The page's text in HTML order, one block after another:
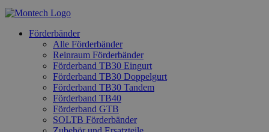
Förderbänder
Alle Förderbänder
Reinraum Förderbänder
Förderband TB30 Eingurt
Förderband TB30 Doppelgurt
Förderband TB30 Tandem
Förderband TB40
Förderband GTB
SOLTB Förderbänder